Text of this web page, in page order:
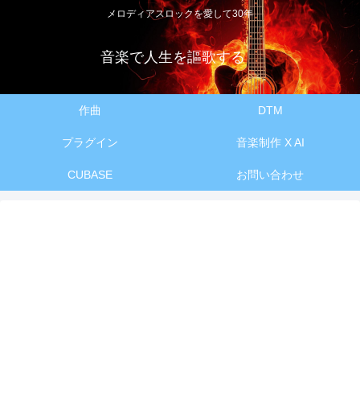
メロディアスロックを愛して30年
音楽で人生を謳歌する
作曲 DTM
プラグイン 音楽制作 X AI
CUBASE お問い合わせ